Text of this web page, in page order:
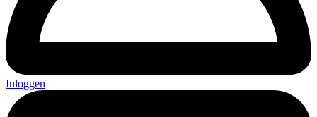
Inloggen